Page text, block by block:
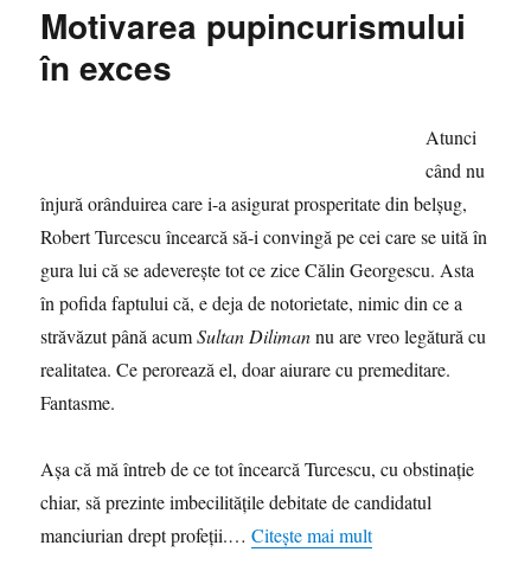
sau
nu-
fie
răspândită
de
țânțari
ori
ca
să
Motivarea pupincurismului
în exces
Atunci
când nu
înjură orânduirea care i-a asigurat prosperitate din belșug,
Robert Turcescu încearcă să-i convingă pe cei care se uită în
gura lui că se adeverește tot ce zice Călin Georgescu. Asta
în pofida faptului că, e deja de notorietate, nimic din ce a
străvăzut până acumSultan Dilimannu are vreo legătură cu
realitatea. Ce perorează el, doar aiurare cu premeditare.
Fantasme.
Așa că mă întreb de ce tot încearcă Turcescu, cu obstinație
chiar, să prezinte imbecilitățile debitate de candidatul
manciurian drept profeții.…Citește mai mult